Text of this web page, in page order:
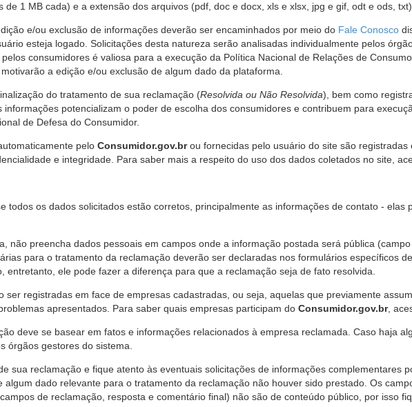
de 1 MB cada) e a extensão dos arquivos (pdf, doc e docx, xls e xlsx, jpg e gif, odt e ods,
e/ou exclusão de informações deverão ser encaminhados por meio do Fale Conosco
esteja logado. Solicitações desta natureza serão analisadas individualmente pelos
consumidores é valiosa para a execução da Política Nacional de Relações de
a edição e/ou exclusão de algum dado da plataforma.
do tratamento de sua reclamação (Resolvida ou Não Resolvida), bem como
informações potencializam o poder de escolha dos consumidores e contribuem para
de Defesa do Consumidor.
pelo Consumidor.gov.brou fornecidas pelo usuário do site são
e integridade. Para saber mais a respeito do uso dos dados coletados no site,
todos os dados solicitados estão corretos, principalmente as informações de contato -
não preencha dados pessoais em campos onde a informação postada será pública
para o tratamento da reclamação deverão ser declaradas nos formulários específicos
entretanto, ele pode fazer a diferença para que a reclamação seja de fato resolvida.
ser registradas em face de empresas cadastradas, ou seja, aquelas que previamente
apresentados. Para saber quais empresas participam do Consumidor.gov.br,
deve se basear em fatos e informações relacionados à empresa reclamada. Caso haja
órgãos gestores do sistema.
sua reclamação e fique atento às eventuais solicitações de informações complementares
algum dado relevante para o tratamento da reclamação não houver sido prestado. Os
de reclamação, resposta e comentário final) não são de conteúdo público, por isso